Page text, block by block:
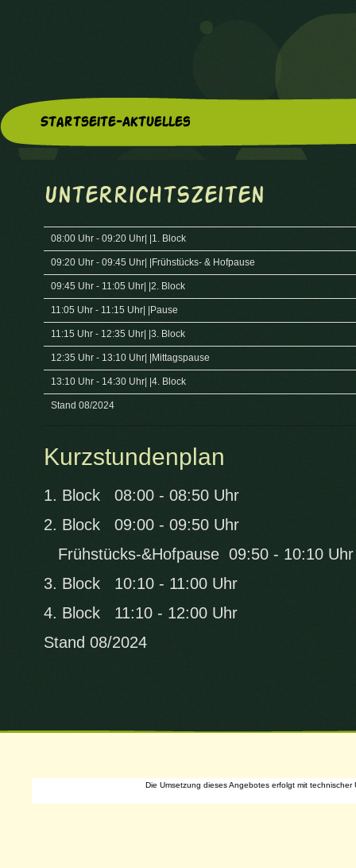
Herzlich Willkommen auf der
Startseite-Aktuelles
Unterrichtszeiten
08:00 Uhr - 09:20 Uhr| |1. Block
09:20 Uhr - 09:45 Uhr| |Frühstücks- & Hofpause
09:45 Uhr - 11:05 Uhr| |2. Block
11:05 Uhr - 11:15 Uhr| |Pause
11:15 Uhr - 12:35 Uhr| |3. Block
12:35 Uhr - 13:10 Uhr| |Mittagspause
13:10 Uhr - 14:30 Uhr| |4. Block
Stand 08/2024
Kurzstundenplan
1. Block 08:00 - 08:50 Uhr
2. Block 09:00 - 09:50 Uhr
Frühstücks-&Hofpause 09:50 - 10:10 Uhr
3. Block 10:10 - 11:00 Uhr
4. Block 11:10 - 12:00 Uhr
Stand 08/2024
Die Umsetzung dieses Angebotes erfolgt mit